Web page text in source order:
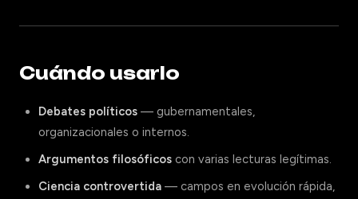
Cuándo usarlo
Debates políticos — gubernamentales,
organizacionales o internos.
Argumentos filosóficos con varias lecturas legítimas.
Ciencia controvertida — campos en evolución rápida,